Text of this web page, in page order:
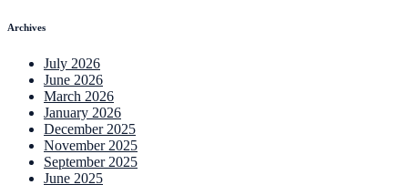
Archives
July 2026
June 2026
March 2026
January 2026
December 2025
November 2025
September 2025
June 2025